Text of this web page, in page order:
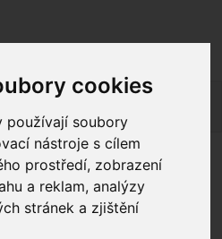
cookies
používají soubory
nástroje s cílem
prostředí, zobrazení
a reklam, analýzy
stránek a zjištění
je Náš internetový obchod v
on-line nyní nelze vyřídit.